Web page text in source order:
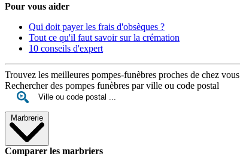
Pour vous aider
Qui doit payer les frais d'obsèques ?
Tout ce qu'il faut savoir sur la crémation
10 conseils d'expert
Trouvez les meilleures pompes-funèbres proches de chez vous
Rechercher des pompes funèbres par ville ou code postal
Marbrerie
Comparer les marbriers